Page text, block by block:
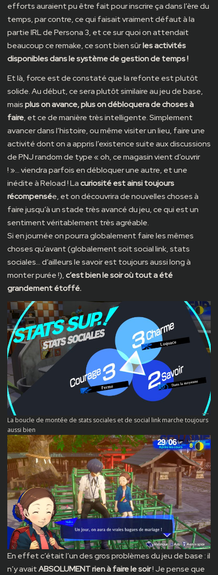
efforts auraient pu être fait pour inscrire ça dans l’ère du
temps, par contre, ce qui faisait vraiment défaut à la
partie IRL de Persona 3, et ce sur quoi on attendait
beaucoup ce remake, ce sont bien sûrles activités
disponibles dans le système de gestion de temps !
Et là, force est de constaté que la refonte est plutôt
solide. Au début, ce sera plutôt similaire au jeu de base,
maisplus on avance, plus on débloquera de choses à
faire, et ce de manière très intelligente. Simplement
avancer dans l’histoire, ou même visiter un lieu, faire une
activité dont on a appris l’existence suite aux discussions
de PNJ random de type « oh, ce magasin vient d’ouvrir
! »… viendra parfois en débloquer une autre, et une
inédite à Reload ! Lacuriosité est ainsi toujours
récompensée, et on découvrira de nouvelles choses à
faire jusqu’à un stade très avancé du jeu, ce qui est un
sentiment véritablement très agréable.
Si en journée on pourra globalement faire les mêmes
choses qu’avant (globalement soit social link, stats
sociales… d’ailleurs le savoir est toujours aussi long à
monter purée !),c’est bien le soir où tout a été
grandement étoffé.
La boucle de montée de stats sociales et de social link marche toujours
aussi bien
En effet c’était l’un des gros problèmes du jeu de base : il
n’y avaitABSOLUMENT rien à faire le soir! Je pense que